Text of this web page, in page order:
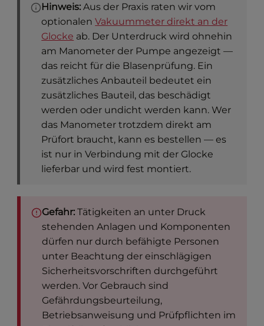
Hinweis: Aus der Praxis raten wir vom
optionalenVakuummeter direkt an der
Glocke ab. Der Unterdruck wird ohnehin
am Manometer der Pumpe angezeigt —
das reicht für die Blasenprüfung. Ein
zusätzliches Anbauteil bedeutet ein
zusätzliches Bauteil, das beschädigt
werden oder undicht werden kann. Wer
das Manometer trotzdem direkt am
Prüfort braucht, kann es bestellen — es
ist nur in Verbindung mit der Glocke
lieferbar und wird fest montiert.
Gefahr: Tätigkeiten an unter Druck
stehenden Anlagen und Komponenten
dürfen nur durch befähigte Personen
unter Beachtung der einschlägigen
Sicherheitsvorschriften durchgeführt
werden. Vor Gebrauch sind
Gefährdungsbeurteilung,
Betriebsanweisung und Prüfpflichten im